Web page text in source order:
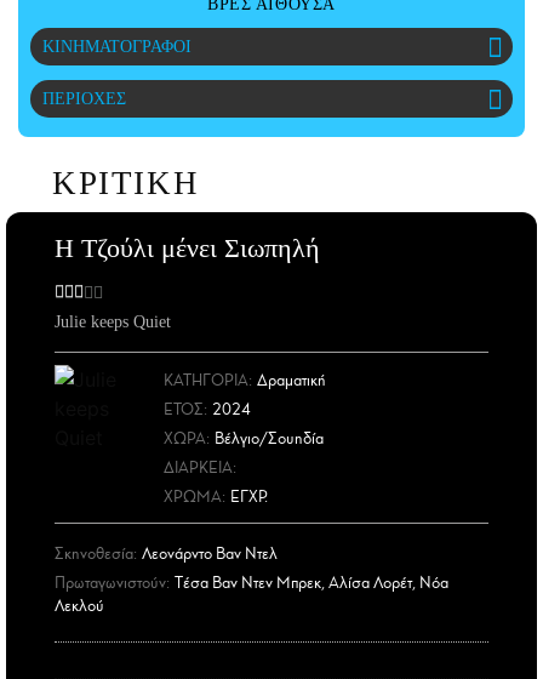
ΑΜΠΑ
PRINT
ΒΡΕΣ ΑΙΘΟΥΣΑ
ΚΙΝΗΜΑΤΟΓΡΑΦΟΙ
ΠΕΡΙΟΧΕΣ
ΚΡΙΤΙΚΗ
Η Τζούλι μένει Σιωπηλή
Julie keeps Quiet
ΚΑΤΗΓΟΡΙΑ: Δραματική
ΕΤΟΣ: 2024
ΧΩΡΑ: Bέλγιο/Σουηδία
ΔΙΑΡΚΕΙΑ:
ΧΡΩΜΑ: ΕΓΧΡ.
Σκηνοθεσία: Λεονάρντο Βαν Ντελ
Πρωταγωνιστούν: Tέσα Βαν Ντεν Μπρεκ, Αλίσα Λορέτ, Νόα
Λεκλού